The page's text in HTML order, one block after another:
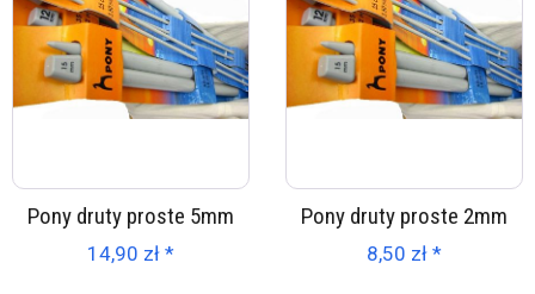
Pony druty proste 5mm
14,90 zł *
Pony druty proste 2mm
8,50 zł *